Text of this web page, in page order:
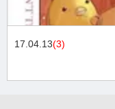
17.04.13(3)